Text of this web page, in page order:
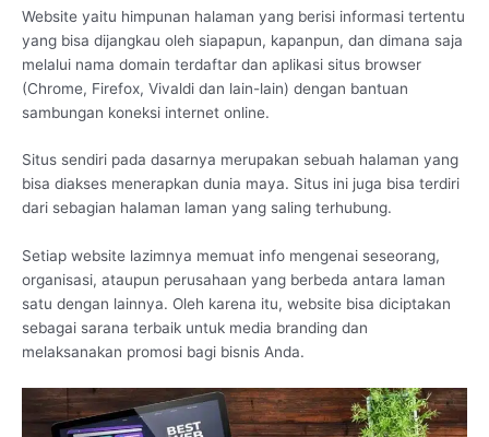
Website yaitu himpunan halaman yang berisi informasi tertentu
yang bisa dijangkau oleh siapapun, kapanpun, dan dimana saja
melalui nama domain terdaftar dan aplikasi situs browser
(Chrome, Firefox, Vivaldi dan lain-lain) dengan bantuan
sambungan koneksi internet online.
Situs sendiri pada dasarnya merupakan sebuah halaman yang
bisa diakses menerapkan dunia maya. Situs ini juga bisa terdiri
dari sebagian halaman laman yang saling terhubung.
Setiap website lazimnya memuat info mengenai seseorang,
organisasi, ataupun perusahaan yang berbeda antara laman
satu dengan lainnya. Oleh karena itu, website bisa diciptakan
sebagai sarana terbaik untuk media branding dan
melaksanakan promosi bagi bisnis Anda.